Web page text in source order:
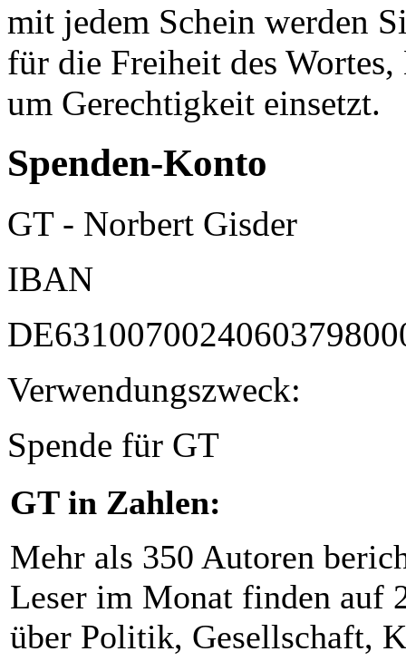
mit jedem Schein werden
für die Freiheit des
um Gerechtigkeit einsetzt.
Spenden-Konto
GT - Norbert Gisder
IBAN
Verwendungszweck:
Spende für GT
GT in Zahlen:
Mehr als 350 Autoren
Leser im Monat finden auf
über Politik, Gesellschaft,